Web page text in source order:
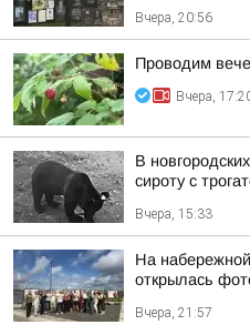
Вчера, 20:56
Проводим
Вчера,
В
сироту с
Вчера, 15:33
На
открылась
Вчера, 21:57